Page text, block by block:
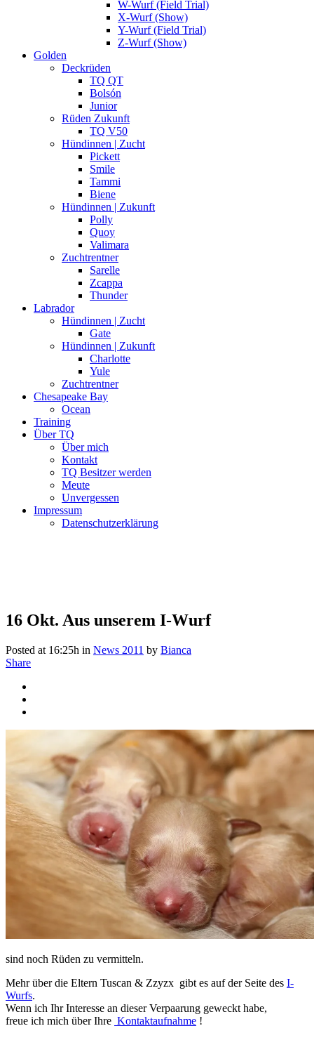
W-Wurf (Field Trial)
X-Wurf (Show)
Y-Wurf (Field Trial)
Z-Wurf (Show)
Golden
Deckrüden
TQ QT
Bolsón
Junior
Rüden Zukunft
TQ V50
Hündinnen | Zucht
Pickett
Smile
Tammi
Biene
Hündinnen | Zukunft
Polly
Quoy
Valimara
Zuchtrentner
Sarelle
Zcappa
Thunder
Labrador
Hündinnen | Zucht
Gate
Hündinnen | Zukunft
Charlotte
Yule
Zuchtrentner
Chesapeake Bay
Ocean
Training
Über TQ
Über mich
Kontakt
TQ Besitzer werden
Meute
Unvergessen
Impressum
Datenschutzerklärung
16 Okt. Aus unserem I-Wurf
Posted at 16:25h in News 2011 by Bianca
Share
sind noch Rüden zu vermitteln.
Mehr über die Eltern Tuscan & Zzyzx gibt es auf der Seite des I-
Wurfs.
Wenn ich Ihr Interesse an dieser Verpaarung geweckt habe,
freue ich mich über Ihre Kontaktaufnahme !